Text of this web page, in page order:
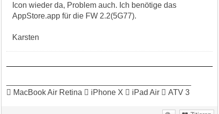
Icon wieder da, Problem auch. Ich benötige das
AppStore.app für die FW 2.2(5G77).
Karsten
 MacBook Air Retina  iPhone X  iPad Air  ATV 3